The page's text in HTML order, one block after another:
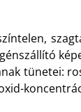
tünetei: